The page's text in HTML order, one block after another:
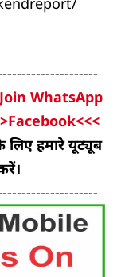
WhatsApp
हमारे यूट्यूब